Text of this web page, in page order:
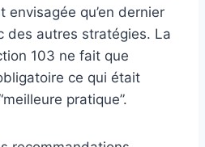
envisagée qu’en dernier
des autres stratégies. La
103 ne fait que
ce qui était
pratique”.